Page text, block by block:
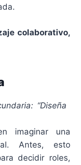
colaborativo,
“Diseña
imaginar una
Antes, esto
decidir roles,